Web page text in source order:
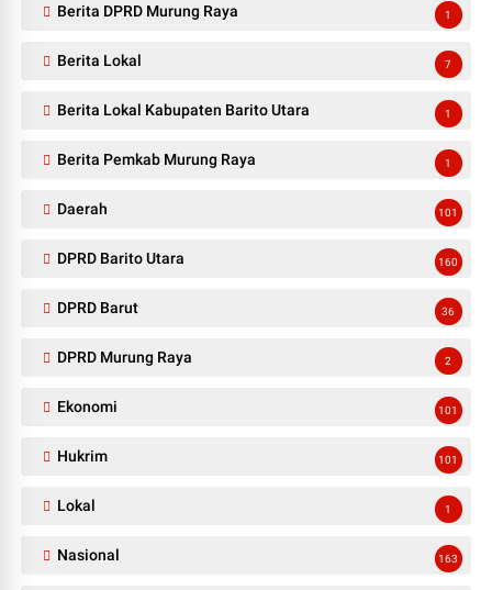
Berita DPRD Murung Raya 1
Berita Lokal 7
Berita Lokal Kabupaten Barito Utara 1
Berita Pemkab Murung Raya 1
Daerah 101
DPRD Barito Utara 160
DPRD Barut 36
DPRD Murung Raya 2
Ekonomi 101
Hukrim 101
Lokal 1
Nasional 163